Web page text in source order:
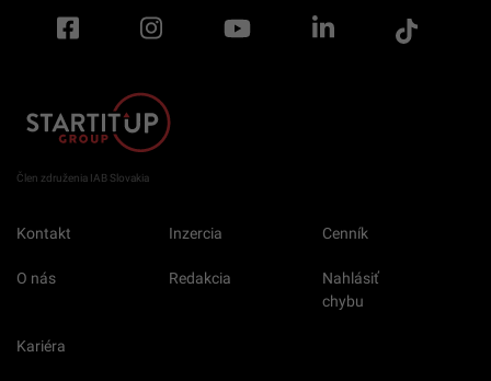
Člen združenia IAB Slovakia
Kontakt Inzercia Cenník
O nás Redakcia
Nahlásiť
chybu
Kariéra